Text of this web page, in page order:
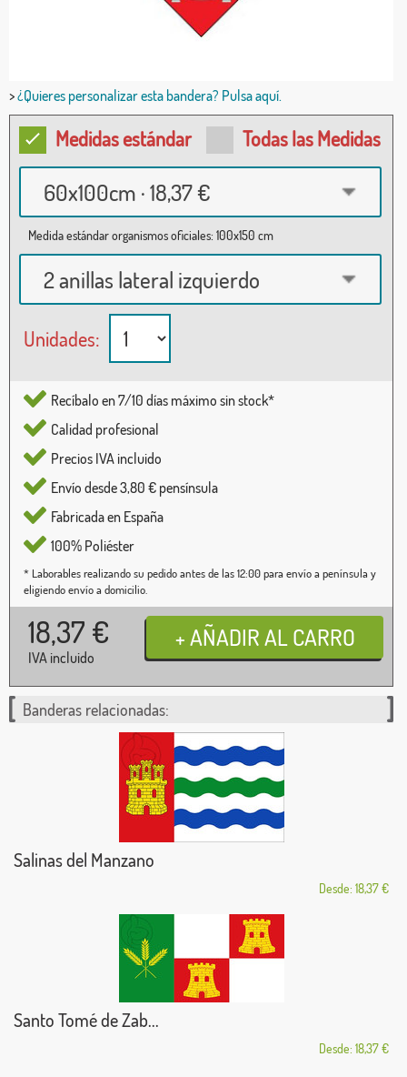
>¿Quieres personalizar esta bandera? Pulsa aquí.
Medidas estándar Todas las Medidas
60x100cm · 18,37 €
Medida estándar organismos oficiales: 100x150 cm
2 anillas lateral izquierdo
Unidades:
Recíbalo en 7/10 días máximo sin stock*
Calidad profesional
Precios IVA incluido
Envío desde 3,80 € pensínsula
Fabricada en España
100% Poliéster
* Laborables realizando su pedido antes de las 12:00 para envío a península y
eligiendo envío a domicilio.
18,37 €
IVA incluido
Banderas relacionadas:
Salinas del Manzano
Desde: 18,37 €
Santo Tomé de Zab...
Desde: 18,37 €